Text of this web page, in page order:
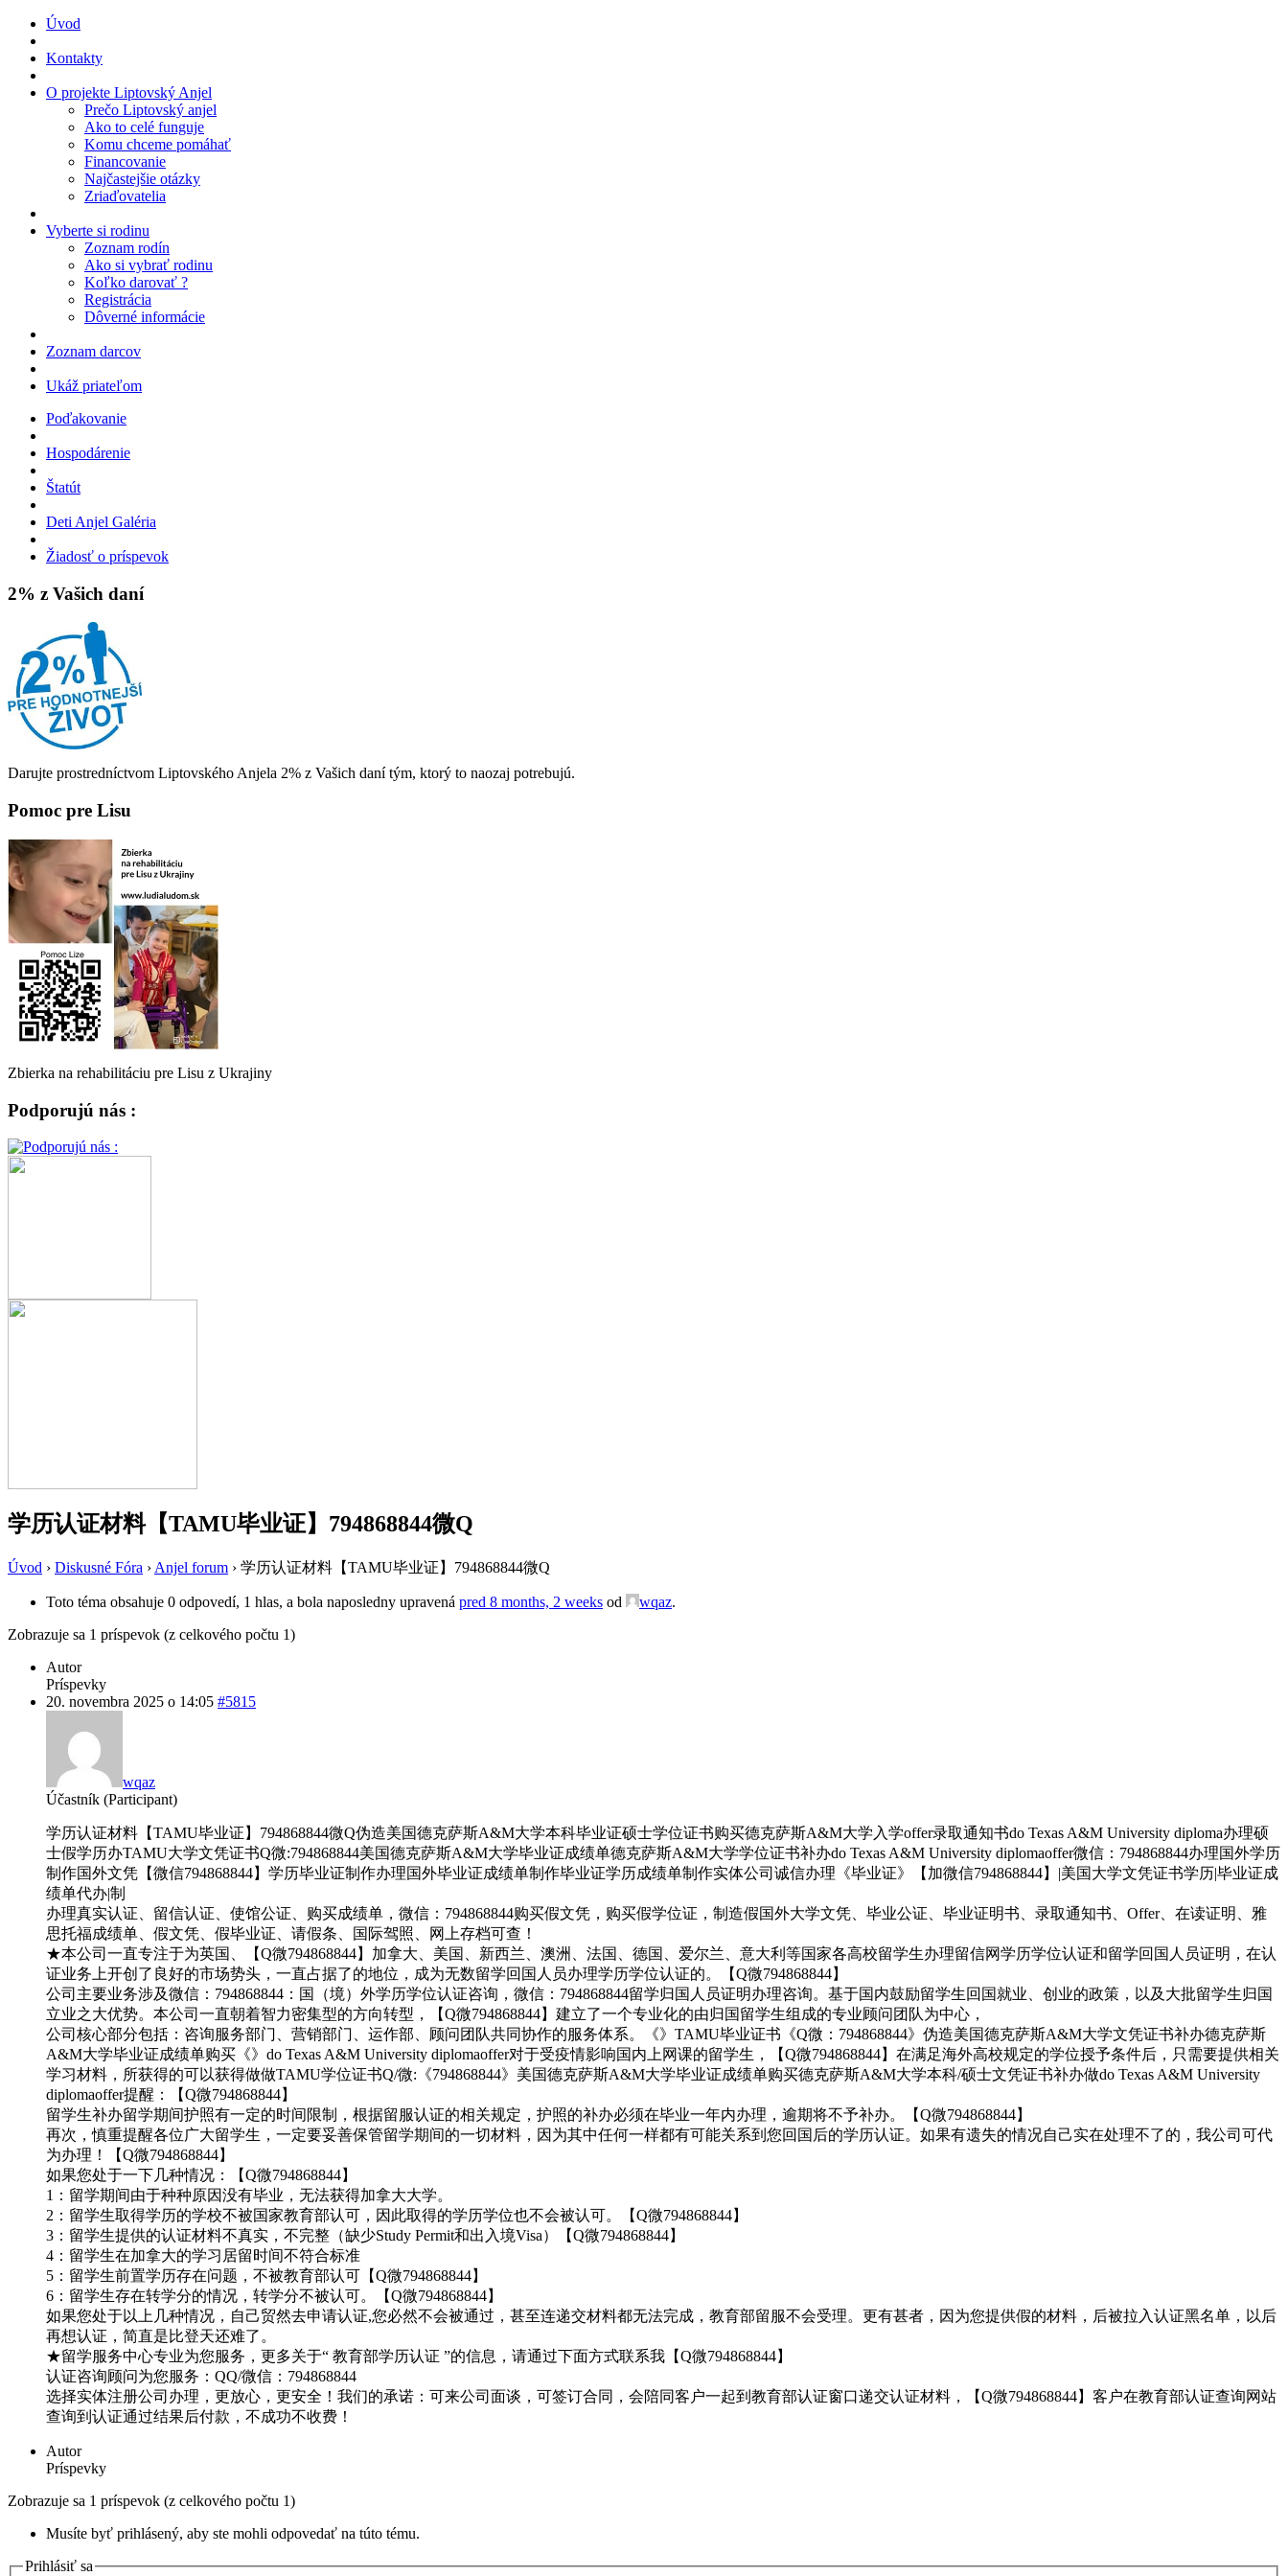
Úvod
Kontakty
O projekte Liptovský Anjel
Prečo Liptovský anjel
Ako to celé funguje
Komu chceme pomáhať
Financovanie
Najčastejšie otázky
Zriaďovatelia
Vyberte si rodinu
Zoznam rodín
Ako si vybrať rodinu
Koľko darovať ?
Registrácia
Dôverné informácie
Zoznam darcov
Ukáž priateľom
Poďakovanie
Hospodárenie
Štatút
Deti Anjel Galéria
Žiadosť o príspevok
2% z Vašich daní
Darujte prostredníctvom Liptovského Anjela 2% z Vašich daní tým, ktorý to naozaj potrebujú.
Pomoc pre Lisu
Zbierka na rehabilitáciu pre Lisu z Ukrajiny
Podporujú nás :
学历认证材料【TAMU毕业证】794868844微Q
Úvod › Diskusné Fóra › Anjel forum › 学历认证材料【TAMU毕业证】794868844微Q
Toto téma obsahuje 0 odpovedí, 1 hlas, a bola naposledny upravená pred 8 months, 2 weeks od wqaz.
Zobrazuje sa 1 príspevok (z celkového počtu 1)
Autor
Príspevky
20. novembra 2025 o 14:05 #5815
wqaz
Účastník (Participant)
学历认证材料【TAMU毕业证】794868844微Q伪造美国德克萨斯A&M大学本科毕业证硕士学位证书购买德克萨斯A&M大学入学offer录取通知书do Texas A&M University diploma办理硕
士假学历办TAMU大学文凭证书Q微:794868844美国德克萨斯A&M大学毕业证成绩单德克萨斯A&M大学学位证书补办do Texas A&M University diplomaoffer微信：794868844办理国外学历
制作国外文凭【微信794868844】学历毕业证制作办理国外毕业证成绩单制作毕业证学历成绩单制作实体公司诚信办理《毕业证》【加微信794868844】|美国大学文凭证书学历|毕业证成
绩单代办|制
办理真实认证、留信认证、使馆公证、购买成绩单，微信：794868844购买假文凭，购买假学位证，制造假国外大学文凭、毕业公证、毕业证明书、录取通知书、Offer、在读证明、雅
思托福成绩单、假文凭、假毕业证、请假条、国际驾照、网上存档可查！
★本公司一直专注于为英国、【Q微794868844】加拿大、美国、新西兰、澳洲、法国、德国、爱尔兰、意大利等国家各高校留学生办理留信网学历学位认证和留学回国人员证明，在认
证业务上开创了良好的市场势头，一直占据了的地位，成为无数留学回国人员办理学历学位认证的。【Q微794868844】
公司主要业务涉及微信：794868844：国（境）外学历学位认证咨询，微信：794868844留学归国人员证明办理咨询。基于国内鼓励留学生回国就业、创业的政策，以及大批留学生归国
立业之大优势。本公司一直朝着智力密集型的方向转型，【Q微794868844】建立了一个专业化的由归国留学生组成的专业顾问团队为中心，
公司核心部分包括：咨询服务部门、营销部门、运作部、顾问团队共同协作的服务体系。《》TAMU毕业证书《Q微：794868844》伪造美国德克萨斯A&M大学文凭证书补办德克萨斯
A&M大学毕业证成绩单购买《》do Texas A&M University diplomaoffer对于受疫情影响国内上网课的留学生，【Q微794868844】在满足海外高校规定的学位授予条件后，只需要提供相关
学习材料，所获得的可以获得做做TAMU学位证书Q/微:《794868844》美国德克萨斯A&M大学毕业证成绩单购买德克萨斯A&M大学本科/硕士文凭证书补办做do Texas A&M University
diplomaoffer提醒：【Q微794868844】
留学生补办留学期间护照有一定的时间限制，根据留服认证的相关规定，护照的补办必须在毕业一年内办理，逾期将不予补办。【Q微794868844】
再次，慎重提醒各位广大留学生，一定要妥善保管留学期间的一切材料，因为其中任何一样都有可能关系到您回国后的学历认证。如果有遗失的情况自己实在处理不了的，我公司可代
为办理！【Q微794868844】
如果您处于一下几种情况：【Q微794868844】
1：留学期间由于种种原因没有毕业，无法获得加拿大大学。
2：留学生取得学历的学校不被国家教育部认可，因此取得的学历学位也不会被认可。【Q微794868844】
3：留学生提供的认证材料不真实，不完整（缺少Study Permit和出入境Visa）【Q微794868844】
4：留学生在加拿大的学习居留时间不符合标准
5：留学生前置学历存在问题，不被教育部认可【Q微794868844】
6：留学生存在转学分的情况，转学分不被认可。【Q微794868844】
如果您处于以上几种情况，自己贸然去申请认证,您必然不会被通过，甚至连递交材料都无法完成，教育部留服不会受理。更有甚者，因为您提供假的材料，后被拉入认证黑名单，以后
再想认证，简直是比登天还难了。
★留学服务中心专业为您服务，更多关于“ 教育部学历认证 ”的信息，请通过下面方式联系我【Q微794868844】
认证咨询顾问为您服务：QQ/微信：794868844
选择实体注册公司办理，更放心，更安全！我们的承诺：可来公司面谈，可签订合同，会陪同客户一起到教育部认证窗口递交认证材料，【Q微794868844】客户在教育部认证查询网站
查询到认证通过结果后付款，不成功不收费！
Autor
Príspevky
Zobrazuje sa 1 príspevok (z celkového počtu 1)
Musíte byť prihlásený, aby ste mohli odpovedať na túto tému.
Prihlásiť sa